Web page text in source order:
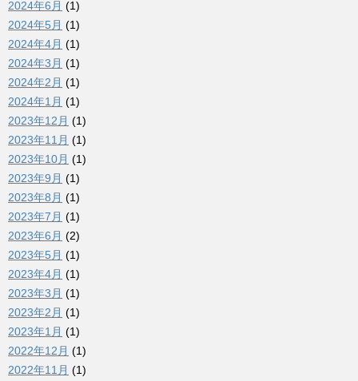
2024年6月 (1)
2024年5月 (1)
2024年4月 (1)
2024年3月 (1)
2024年2月 (1)
2024年1月 (1)
2023年12月 (1)
2023年11月 (1)
2023年10月 (1)
2023年9月 (1)
2023年8月 (1)
2023年7月 (1)
2023年6月 (2)
2023年5月 (1)
2023年4月 (1)
2023年3月 (1)
2023年2月 (1)
2023年1月 (1)
2022年12月 (1)
2022年11月 (1)